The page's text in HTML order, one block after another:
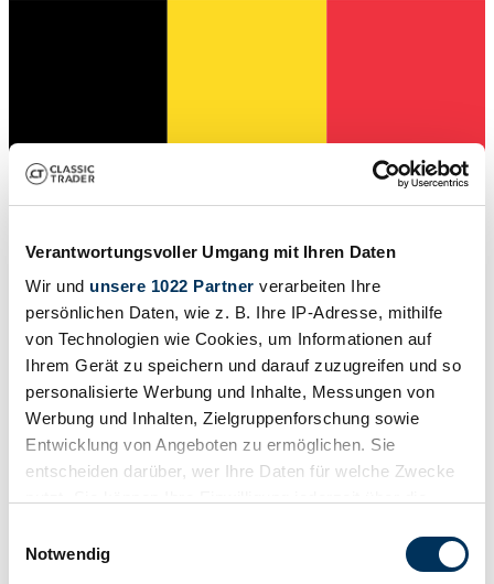
Verantwortungsvoller Umgang mit Ihren Daten
Wir und unsere 1022 Partner verarbeiten Ihre
persönlichen Daten, wie z. B. Ihre IP-Adresse, mithilfe
von Technologien wie Cookies, um Informationen auf
Ihrem Gerät zu speichern und darauf zuzugreifen und so
personalisierte Werbung und Inhalte, Messungen von
Werbung und Inhalten, Zielgruppenforschung sowie
Entwicklung von Angeboten zu ermöglichen. Sie
entscheiden darüber, wer Ihre Daten für welche Zwecke
Trigger Symbol ändern oder widerrufen
Notwendig
Venditore